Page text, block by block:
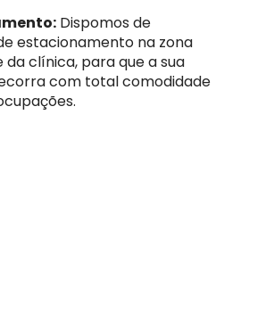
Dispomos de
estacionamento na zona
clínica, para que a sua
com total comodidade